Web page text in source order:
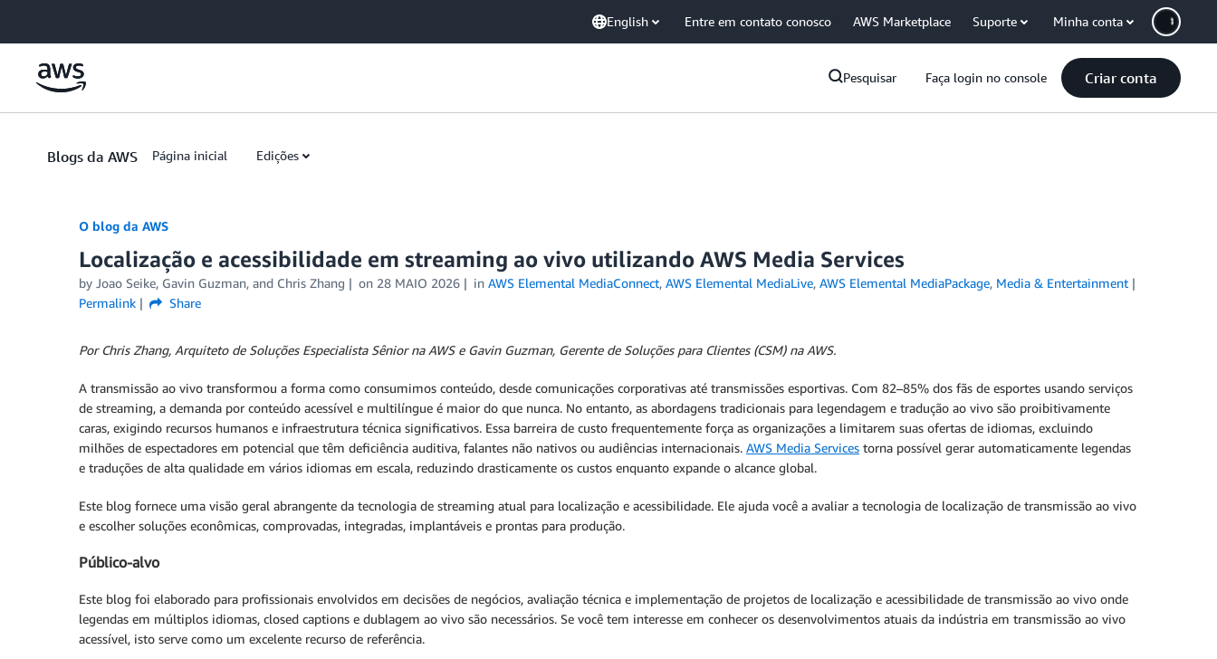
English Entre em contato conosco AWS Marketplace Suporte Minha conta
Pesquisar Faça login no console Criar conta
Blogs da AWS Página inicial Edições
O blog da AWS
Localização e acessibilidade em streaming ao vivo utilizando AWS Media Services
by Joao Seike, Gavin Guzman, and Chris Zhang on 28 MAIO 2026 in AWS Elemental MediaConnect, AWS Elemental MediaLive, AWS Elemental MediaPackage, Media & Entertainment
Permalink
Share
Por Chris Zhang, Arquiteto de Soluções Especialista Sênior na AWS e Gavin Guzman, Gerente de Soluções para Clientes (CSM) na AWS.
A transmissão ao vivo transformou a forma como consumimos conteúdo, desde comunicações corporativas até transmissões esportivas. Com 82–85% dos fãs de esportes usando serviços
de streaming, a demanda por conteúdo acessível e multilíngue é maior do que nunca. No entanto, as abordagens tradicionais para legendagem e tradução ao vivo são proibitivamente
caras, exigindo recursos humanos e infraestrutura técnica significativos. Essa barreira de custo frequentemente força as organizações a limitarem suas ofertas de idiomas, excluindo
milhões de espectadores em potencial que têm deficiência auditiva, falantes não nativos ou audiências internacionais. AWS Media Services torna possível gerar automaticamente legendas
e traduções de alta qualidade em vários idiomas em escala, reduzindo drasticamente os custos enquanto expande o alcance global.
Este blog fornece uma visão geral abrangente da tecnologia de streaming atual para localização e acessibilidade. Ele ajuda você a avaliar a tecnologia de localização de transmissão ao vivo
e escolher soluções econômicas, comprovadas, integradas, implantáveis e prontas para produção.
Público-alvo
Este blog foi elaborado para profissionais envolvidos em decisões de negócios, avaliação técnica e implementação de projetos de localização e acessibilidade de transmissão ao vivo onde
legendas em múltiplos idiomas, closed captions e dublagem ao vivo são necessários. Se você tem interesse em conhecer os desenvolvimentos atuais da indústria em transmissão ao vivo
acessível, isto serve como um excelente recurso de referência.